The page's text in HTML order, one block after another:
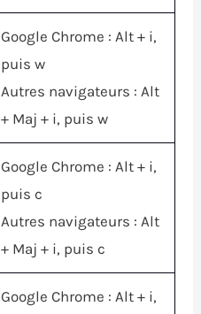
Google Chrome : Alt + i,
puis w
Autres navigateurs : Alt
+ Maj + i, puis w
Google Chrome : Alt + i,
puis c
Autres navigateurs : Alt
+ Maj + i, puis c
Google Chrome : Alt + i,